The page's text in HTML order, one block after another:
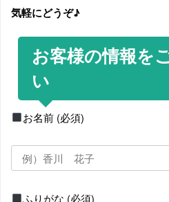
気軽にどうぞ♪
お客様の情報を
い
お名前 (必須)
ふりがな (必須)